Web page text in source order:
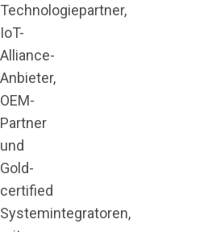
Technologiepartner,
IoT-
Alliance-
Anbieter,
OEM-
Partner
und
Gold-
certified
Systemintegratoren,